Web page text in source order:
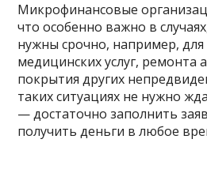
Микрофинансовые
что особенно важно в
нужны срочно, например,
медицинских услуг, ремонта
покрытия других
таких ситуациях не нужно
— достаточно заполнить
получить деньги в любое